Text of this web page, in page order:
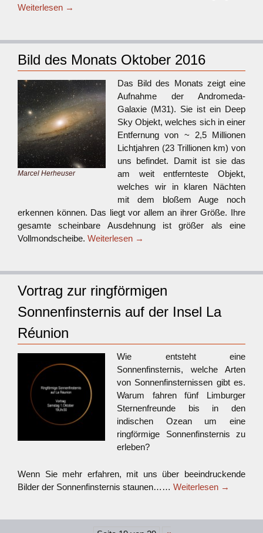
Weiterlesen →
Bild des Monats Oktober 2016
Marcel Herheuser
Das Bild des Monats zeigt eine
Aufnahme der Andromeda-
Galaxie (M31). Sie ist ein Deep
Sky Objekt, welches sich in einer
Entfernung von ~ 2,5 Millionen
Lichtjahren (23 Trillionen km) von
uns befindet. Damit ist sie das
am weit entfernteste Objekt,
welches wir in klaren Nächten
mit dem bloßem Auge noch
erkennen können. Das liegt vor allem an ihrer Größe. Ihre
gesamte scheinbare Ausdehnung ist größer als eine
Vollmondscheibe. Weiterlesen →
Vortrag zur ringförmigen
Sonnenfinsternis auf der Insel La
Réunion
Wie entsteht eine
Sonnenfinsternis, welche Arten
von Sonnenfinsternissen gibt es.
Warum fahren fünf Limburger
Sternenfreunde bis in den
indischen Ozean um eine
ringförmige Sonnenfinsternis zu
erleben?
Wenn Sie mehr erfahren, mit uns über beeindruckende
Bilder der Sonnenfinsternis staunen…… Weiterlesen →